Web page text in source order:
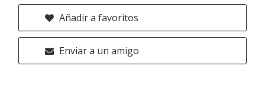
Añadir a favoritos
Enviar a un amigo